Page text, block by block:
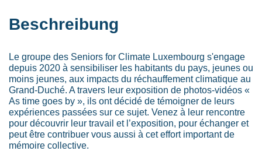
Beschreibung
Le groupe des Seniors for Climate Luxembourg s'engage
depuis 2020 à sensibiliser les habitants du pays, jeunes ou
moins jeunes, aux impacts du réchauffement climatique au
Grand-Duché. A travers leur exposition de photos-vidéos «
As time goes by », ils ont décidé de témoigner de leurs
expériences passées sur ce sujet. Venez à leur rencontre
pour découvrir leur travail et l’exposition, pour échanger et
peut être contribuer vous aussi à cet effort important de
mémoire collective.